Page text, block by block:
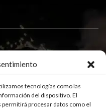
tecnologías como las
del dispositivo. El
procesar datos como el